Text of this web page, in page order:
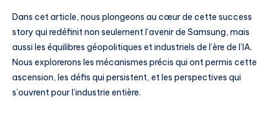
Dans cet article, nous plongeons au cœur de cette success
story qui redéfinit non seulement l’avenir de Samsung, mais
aussi les équilibres géopolitiques et industriels de l’ère de l’IA.
Nous explorerons les mécanismes précis qui ont permis cette
ascension, les défis qui persistent, et les perspectives qui
s’ouvrent pour l’industrie entière.